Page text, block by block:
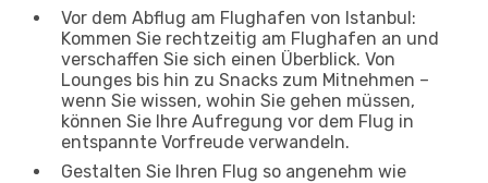
Vor dem Abflug am Flughafen von Istanbul:
Kommen Sie rechtzeitig am Flughafen an und
verschaffen Sie sich einen Überblick. Von
Lounges bis hin zu Snacks zum Mitnehmen –
wenn Sie wissen, wohin Sie gehen müssen,
können Sie Ihre Aufregung vor dem Flug in
entspannte Vorfreude verwandeln.
Gestalten Sie Ihren Flug so angenehm wie